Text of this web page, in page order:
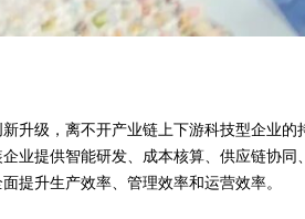
升级，离不开产业链上下游科技型企业
业提供智能研发、成本核算、供应链协
提升生产效率、管理效率和运营效率。